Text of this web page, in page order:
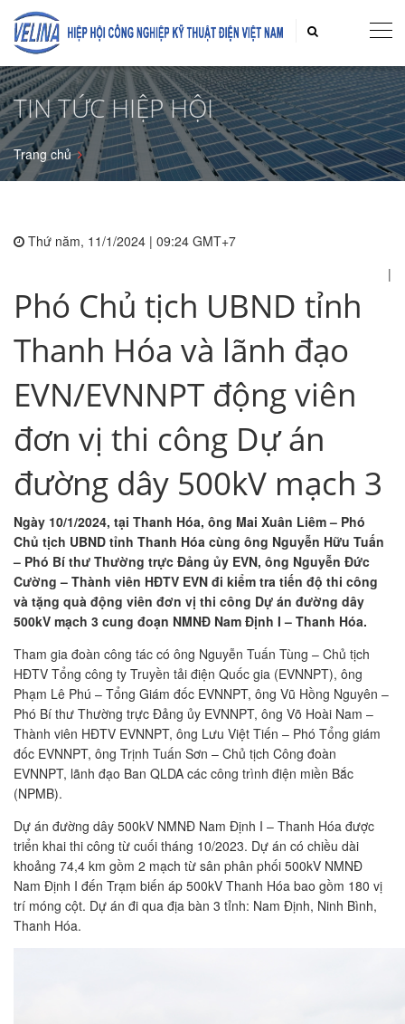
TIN TỨC HIỆP HỘI
Trang chủ
Thứ năm, 11/1/2024 | 09:24 GMT+7
|
Phó Chủ tịch UBND tỉnh
Thanh Hóa và lãnh đạo
EVN/EVNNPT động viên
đơn vị thi công Dự án
đường dây 500kV mạch 3
Ngày 10/1/2024, tại Thanh Hóa, ông Mai Xuân Liêm – Phó
Chủ tịch UBND tỉnh Thanh Hóa cùng ông Nguyễn Hữu Tuấn
– Phó Bí thư Thường trực Đảng ủy EVN, ông Nguyễn Đức
Cường – Thành viên HĐTV EVN đi kiểm tra tiến độ thi công
và tặng quà động viên đơn vị thi công Dự án đường dây
500kV mạch 3 cung đoạn NMNĐ Nam Định I – Thanh Hóa.
Tham gia đoàn công tác có ông Nguyễn Tuấn Tùng – Chủ tịch
HĐTV Tổng công ty Truyền tải điện Quốc gia (EVNNPT), ông
Phạm Lê Phú – Tổng Giám đốc EVNNPT, ông Vũ Hồng Nguyên –
Phó Bí thư Thường trực Đảng ủy EVNNPT, ông Võ Hoài Nam –
Thành viên HĐTV EVNNPT, ông Lưu Việt Tiến – Phó Tổng giám
đốc EVNNPT, ông Trịnh Tuấn Sơn – Chủ tịch Công đoàn
EVNNPT, lãnh đạo Ban QLDA các công trình điện miền Bắc
(NPMB).
Dự án đường dây 500kV NMNĐ Nam Định I – Thanh Hóa được
triển khai thi công từ cuối tháng 10/2023. Dự án có chiều dài
khoảng 74,4 km gồm 2 mạch từ sân phân phối 500kV NMNĐ
Nam Định I đến Trạm biến áp 500kV Thanh Hóa bao gồm 180 vị
trí móng cột. Dự án đi qua địa bàn 3 tỉnh: Nam Định, Ninh Bình,
Thanh Hóa.